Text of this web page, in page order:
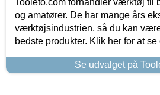
og amatører. De har mange års
værktøjsindustrien, så du kan
bedste produkter. Klik her for at
Se udvalget på